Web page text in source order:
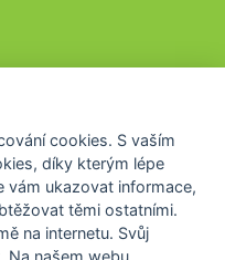
cookies. S vaším
díky kterým lépe
vám ukazovat informace,
těmi ostatními.
na internetu. Svůj
Na našem webu